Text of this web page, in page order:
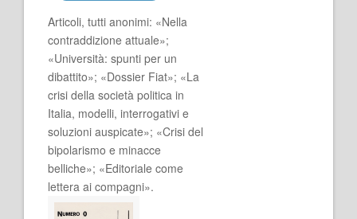
Articoli, tutti anonimi: «Nella
contraddizione attuale»;
«Università: spunti per un
dibattito»; «Dossier Fiat»; «La
crisi della società politica in
Italia, modelli, interrogativi e
soluzioni auspicate»; «Crisi del
bipolarismo e minacce
belliche»; «Editoriale come
lettera ai compagni».